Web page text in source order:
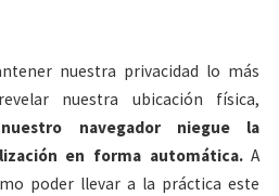
nuestra privacidad lo más
nuestra ubicación física,
navegador niegue la
en forma automática.A
poder llevar a la práctica este